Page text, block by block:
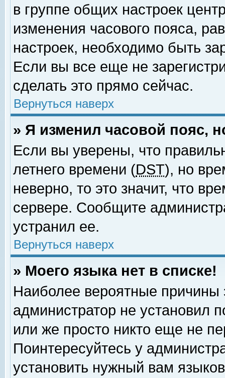
в группе общих настроек
изменения часового пояса,
настроек, необходимо быть
Если вы все еще не
сделать это прямо сейчас.
Вернуться наверх
» Я изменил часовой пояс,
Если вы уверены, что
летнего времени (DST), но
неверно, то это значит, что
сервере. Сообщите
устранил ее.
Вернуться наверх
» Моего языка нет в списке!
Наиболее вероятные причины
администратор не установил
или же просто никто еще не
Поинтересуйтесь у
установить нужный вам